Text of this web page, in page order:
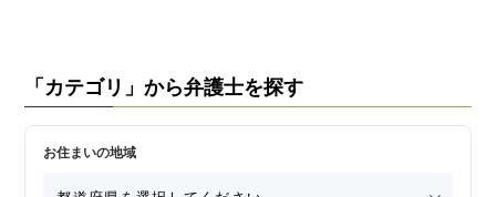
「カテゴリ」から弁護士を探す
お住まいの地域